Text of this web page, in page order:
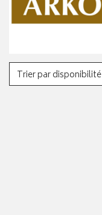
Trier par disponibilité